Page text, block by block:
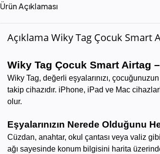
Ürün Açıklaması
Açıklama Wiky Tag Çocuk Smart
Wiky Tag Çocuk Smart Airtag
Wiky Tag, değerli eşyalarınızı,
takip cihazıdır. iPhone, iPad ve Mac
olur.
Eşyalarınızın Nerede Olduğunu
Cüzdan, anahtar, okul çantası veya valiz
ağı sayesinde konum bilgisini harita